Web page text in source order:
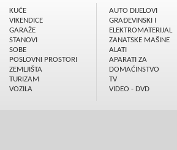
KUĆE
VIKENDICE
GARAŽE
STANOVI
SOBE
POSLOVNI PROSTORI
ZEMLJIŠTA
TURIZAM
VOZILA
AUTO DIJELOVI
GRAÐEVINSKI I
ELEKTROMATERIJAL
ZANATSKE MAŠINE
ALATI
APARATI ZA
DOMAĆINSTVO
TV
VIDEO - DVD